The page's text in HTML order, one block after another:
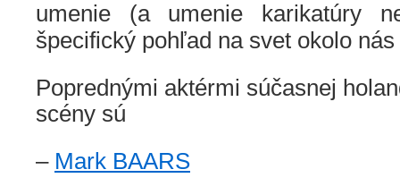
umenie (a umenie karikatúry
špecifický pohľad na svet okolo
Poprednými aktérmi súčasnej
scény sú
– Mark BAARS